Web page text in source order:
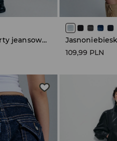
Czarne mikroszorty jeansowe low waist
109,99 PLN